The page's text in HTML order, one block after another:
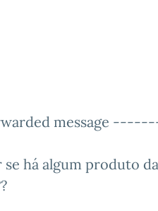
message
se há algum produto